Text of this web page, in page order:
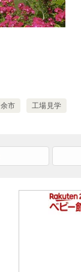
余市 工場見学